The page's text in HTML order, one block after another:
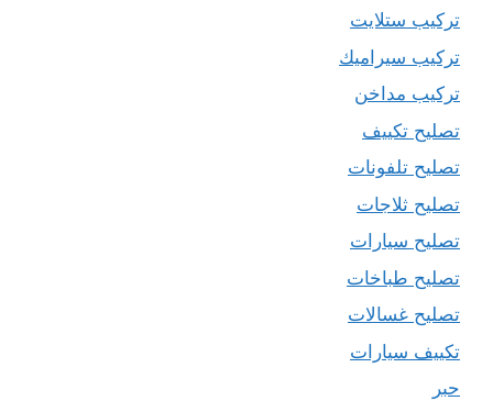
تركيب ستلايت
تركيب سيراميك
تركيب مداخن
تصليح تكييف
تصليح تلفونات
تصليح ثلاجات
تصليح سيارات
تصليح طباخات
تصليح غسالات
تكييف سيارات
حبر